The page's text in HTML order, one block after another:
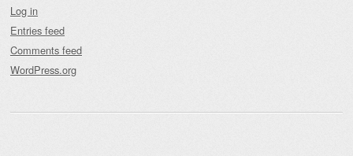
Log in
Entries feed
Comments feed
WordPress.org